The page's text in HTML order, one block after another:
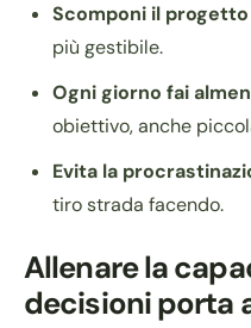
Scomponi il
più gestibile.
Ogni giorno fai
obiettivo, anche
Evita la
tiro strada facendo.
Allenare la
decisioni porta